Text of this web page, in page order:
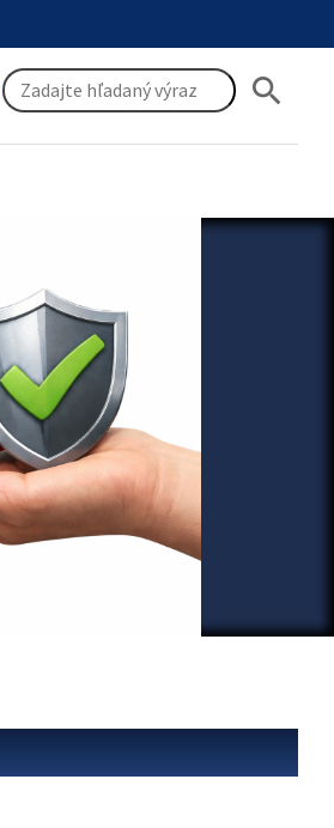
search